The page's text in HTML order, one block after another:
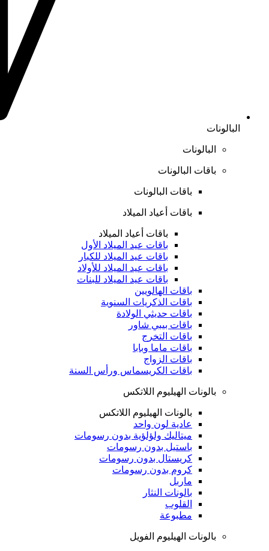
البالونات
البالونات
باقات البالونات
باقات البالونات
باقات أعياد الميلاد
باقات أعياد الميلاد
باقات عيد الميلاد الأول
باقات عيد الميلاد للكبار
باقات عيد الميلاد للأولاد
باقات عيد الميلاد للبنات
باقات الهالويين
باقات الذكريات السنوية
باقات حديثي الولادة
باقات بيبي شاور
باقات التخرج
باقات ماما وبابا
باقات الزواج
باقات الكريسماس ورأس السنة
بالونات الهيليوم اللاتكس
بالونات الهيليوم اللاتكس
عادية لون واحد
ميتاليك ولؤلؤية بدون رسومات
باستيل بدون رسومات
كريستال بدون رسومات
كروم بدون رسومات
ماربل
بالونات النثار
القلوب
مطبوعة
بالونات الهيليوم الفويل